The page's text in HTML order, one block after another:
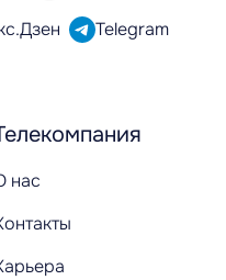
нас
Telegram